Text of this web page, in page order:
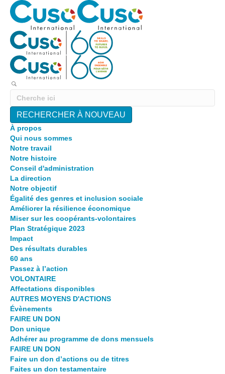
RECHERCHER À NOUVEAU
À propos
Qui nous sommes
Notre travail
Notre histoire
Conseil d'administration
La direction
Notre objectif
Égalité des genres et inclusion sociale
Améliorer la résilience économique
Miser sur les coopérants-volontaires
Plan Stratégique 2023
Impact
Des résultats durables
60 ans
Passez à l’action
VOLONTAIRE
Affectations disponibles
AUTRES MOYENS D'ACTIONS
Évènements
FAIRE UN DON
Don unique
Adhérer au programme de dons mensuels
FAIRE UN DON
Faire un don d’actions ou de titres
Faites un don testamentaire